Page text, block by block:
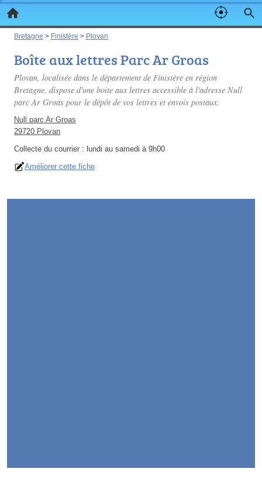
Bretagne > Finistère > Plovan
Boîte aux lettres Parc Ar Groas
Plovan, localisée dans le département de Finistère en région
Bretagne, dispose d'une boite aux lettres accessible à l'adresse Null
parc Ar Groas pour le dépôt de vos lettres et envois postaux.
Null parc Ar Groas
29720 Plovan
Collecte du courrier : lundi au samedi à 9h00
Améliorer cette fiche